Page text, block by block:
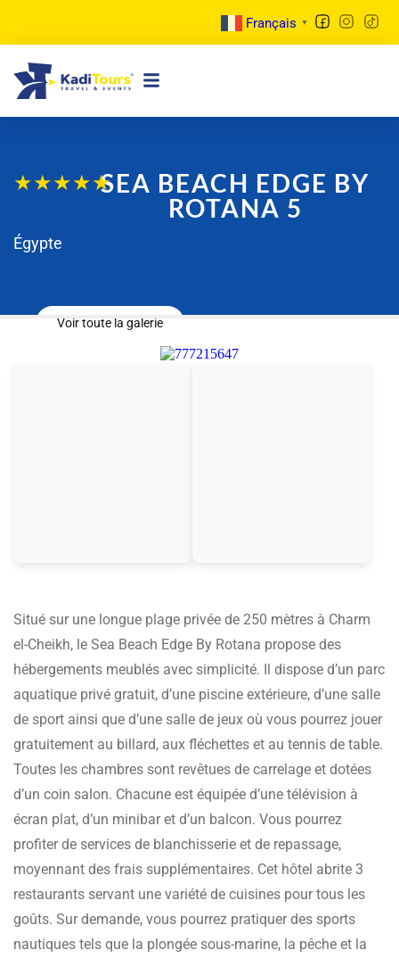
Français ▼
SEA BEACH EDGE BY
ROTANA 5
★★★★★
Égypte
Voir toute la galerie
Situé sur une longue plage privée de 250 mètres à Charm
el-Cheikh, le Sea Beach Edge By Rotana propose des
hébergements meublés avec simplicité. Il dispose d’un parc
aquatique privé gratuit, d’une piscine extérieure, d’une salle
de sport ainsi que d’une salle de jeux où vous pourrez jouer
gratuitement au billard, aux fléchettes et au tennis de table.
Toutes les chambres sont revêtues de carrelage et dotées
d’un coin salon. Chacune est équipée d’une télévision à
écran plat, d’un minibar et d’un balcon. Vous pourrez
profiter de services de blanchisserie et de repassage,
moyennant des frais supplémentaires. Cet hôtel abrite 3
restaurants servant une variété de cuisines pour tous les
goûts. Sur demande, vous pourrez pratiquer des sports
nautiques tels que la plongée sous-marine, la pêche et la